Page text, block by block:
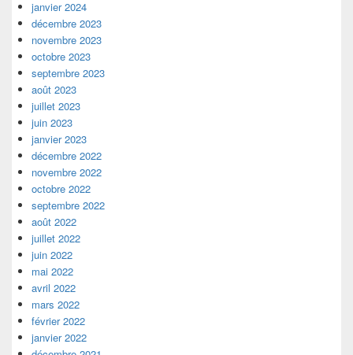
janvier 2024
décembre 2023
novembre 2023
octobre 2023
septembre 2023
août 2023
juillet 2023
juin 2023
janvier 2023
décembre 2022
novembre 2022
octobre 2022
septembre 2022
août 2022
juillet 2022
juin 2022
mai 2022
avril 2022
mars 2022
février 2022
janvier 2022